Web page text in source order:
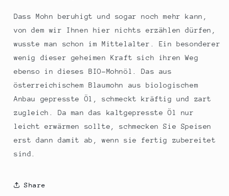
Dass Mohn beruhigt und sogar noch mehr kann,
von dem wir Ihnen hier nichts erzählen dürfen,
wusste man schon im Mittelalter. Ein besonderer
wenig dieser geheimen Kraft sich ihren Weg
ebenso in dieses BIO-Mohnöl. Das aus
österreichischem Blaumohn aus biologischem
Anbau gepresste Öl, schmeckt kräftig und zart
zugleich. Da man das kaltgepresste Öl nur
leicht erwärmen sollte, schmecken Sie Speisen
erst dann damit ab, wenn sie fertig zubereitet
sind.
Share